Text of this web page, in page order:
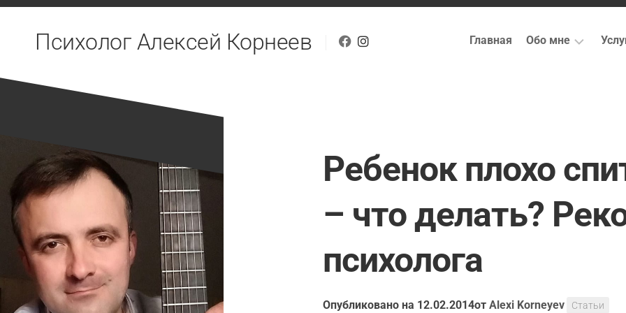
Перейти
содержаниюПсихолог Алексей Корнеев Главная Обо мне
я
Мои
сертификаты
Ребенок плохо
– что делать?
психолога
Опубликовано на 12.02.2014от Alexi Korneyev Статьи